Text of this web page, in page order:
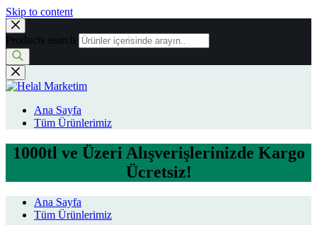
Skip to content
Products search
Ana Sayfa
Tüm Ürünlerimiz
1000tl ve Üzeri Alışverişlerinizde Kargo
Ücretsiz!
Ana Sayfa
Tüm Ürünlerimiz